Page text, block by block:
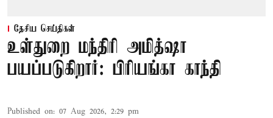
தேசிய செய்திகள்
உள்துறை மந்திரி அமித்ஷா
பயப்படுகிறார்: பிரியங்கா காந்தி
Published on: 07 Aug 2026, 2:29 pm